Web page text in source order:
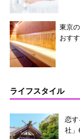
東京
おす
ライフスタイル
恋
社